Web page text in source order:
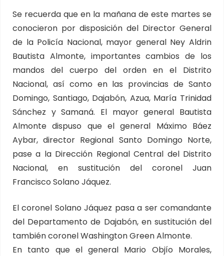
Se recuerda que en la mañana de este martes se
conocieron por disposición del Director General
de la Policía Nacional, mayor general Ney Aldrin
Bautista Almonte, importantes cambios de los
mandos del cuerpo del orden en el Distrito
Nacional, así como en las provincias de Santo
Domingo, Santiago, Dajabón, Azua, María Trinidad
Sánchez y Samaná. El mayor general Bautista
Almonte dispuso que el general Máximo Báez
Aybar, director Regional Santo Domingo Norte,
pase a la Dirección Regional Central del Distrito
Nacional, en sustitución del coronel Juan
Francisco Solano Jáquez.
El coronel Solano Jáquez pasa a ser comandante
del Departamento de Dajabón, en sustitución del
también coronel Washington Green Almonte.
En tanto que el general Mario Objío Morales,